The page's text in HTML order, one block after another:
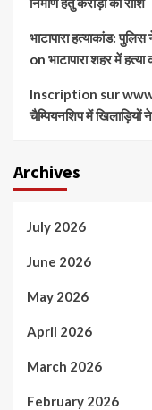
भाटापारा हत्याकांड:
on भाटापारा शहर में
Inscription sur
चैम्पियनशिप में खिलाड़ियों
Archives
July 2026
June 2026
May 2026
April 2026
March 2026
February 2026